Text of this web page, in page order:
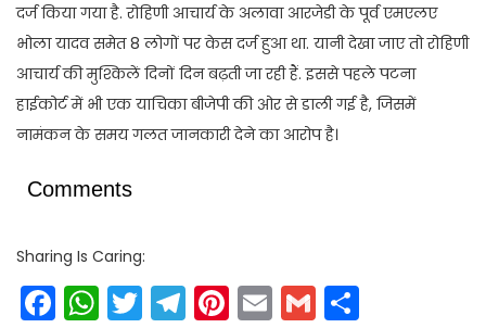
दर्ज किया गया है. रोहिणी आचार्य के अलावा आरजेडी के पूर्व एमएलए
भोला यादव समेत 8 लोगों पर केस दर्ज हुआ था. यानी देखा जाए तो रोहिणी
आचार्य की मुश्किलें दिनों दिन बढ़ती जा रही हैं. इससे पहले पटना
हाईकोर्ट में भी एक याचिका बीजेपी की ओर से डाली गई है, जिसमें
नामंकन के समय गलत जानकारी देने का आरोप है।
Comments
Sharing Is Caring:
Facebook
WhatsApp
Twitter
Telegram
Pinterest
EmailGmail